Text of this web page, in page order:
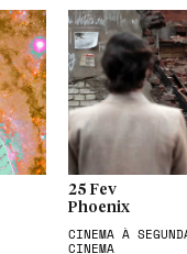
25 Fev
Phoenix
CINEMA À
CINEMA